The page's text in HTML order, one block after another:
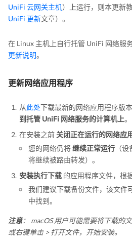
UniFi 云网关主机）上运行，则本更新
UniFi 更新文章）。
在 Linux 主机上自行托管 UniFi 网络服
更新说明。
更新网络应用程序
从此处下载最新的网络应用程序版
到托管 UniFi 网络服务的计算机上。
在安装之前 关闭正在运行的网络应
您的网络仍将继续正常运行 （
将继续被路由转发）。
安装执行下载 的应用程序文件，根
我们建议下载备份文件，该文件
中找到。
注意： macOS 用户可能需要将下载的
或右键单击 > 打开文件，开始安装。